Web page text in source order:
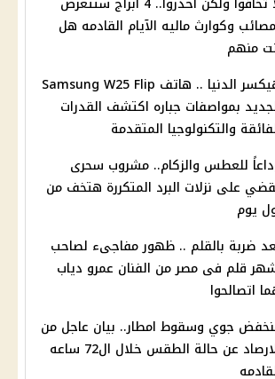
وكوارث ماليه الآيام القادمه هل
منهم
هيكسر الدنيا .. هاتف Samsung W25 Flip
بمواصفات جباره اكتشف القدرات
والتكنولوجيا المتقدمة
للعطس والزكام.. مشروب سحرى
على نزلات البرد المتكررة هتخف من
يوم
ضربة بالقلم .. ظهور مفاجىء لصاحب
قلم فى مصر من الفنان عمرو دياب
اتصالحوا
جوي وسقوط امطار.. بيان عاجل من
الارصاد عن حالة الطقس خلال ال72 ساعه